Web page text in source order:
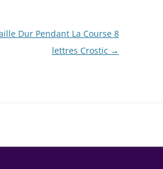
Dur Pendant La Course 8
lettres Crostic →